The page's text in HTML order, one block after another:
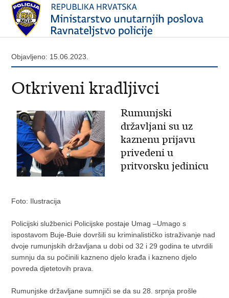
Objavljeno: 15.06.2023.
Otkriveni kradljivci
Rumunjski
državljani su uz
kaznenu prijavu
privedeni u
pritvorsku jedinicu
Foto: Ilustracija
Policijski službenici Policijske postaje Umag –Umago s
ispostavom Buje-Buie dovršili su kriminalističko istraživanje nad
dvoje rumunjskih državljana u dobi od 32 i 29 godina te utvrdili
sumnju da su počinili kazneno djelo krađa i kazneno djelo
povreda djetetovih prava.
Rumunjske državljane sumnjiči se da su 28. srpnja prošle